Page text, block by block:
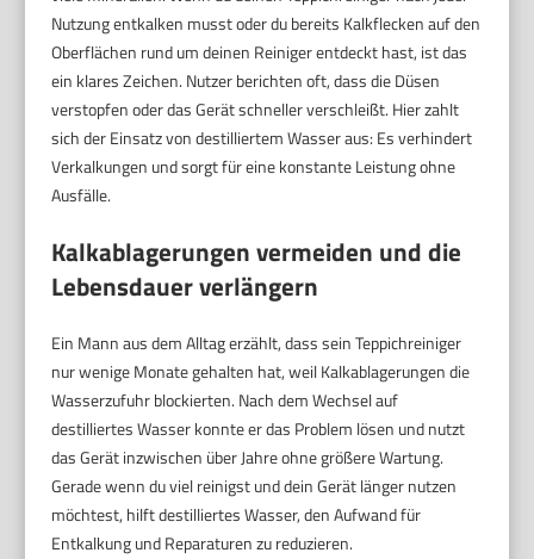
Nutzung entkalken musst oder du bereits Kalkflecken auf den
Oberflächen rund um deinen Reiniger entdeckt hast, ist das
ein klares Zeichen. Nutzer berichten oft, dass die Düsen
verstopfen oder das Gerät schneller verschleißt. Hier zahlt
sich der Einsatz von destilliertem Wasser aus: Es verhindert
Verkalkungen und sorgt für eine konstante Leistung ohne
Ausfälle.
Kalkablagerungen vermeiden und die
Lebensdauer verlängern
Ein Mann aus dem Alltag erzählt, dass sein Teppichreiniger
nur wenige Monate gehalten hat, weil Kalkablagerungen die
Wasserzufuhr blockierten. Nach dem Wechsel auf
destilliertes Wasser konnte er das Problem lösen und nutzt
das Gerät inzwischen über Jahre ohne größere Wartung.
Gerade wenn du viel reinigst und dein Gerät länger nutzen
möchtest, hilft destilliertes Wasser, den Aufwand für
Entkalkung und Reparaturen zu reduzieren.